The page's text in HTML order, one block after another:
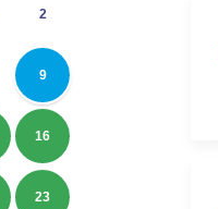
2
9
16
23